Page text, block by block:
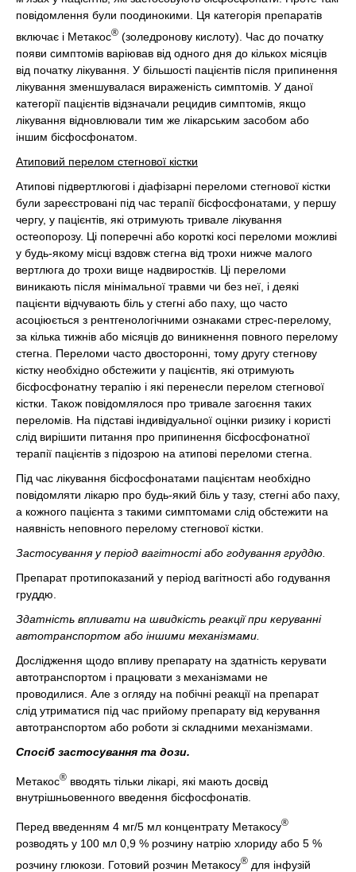
повідомлення були поодинокими. Ця категорія препаратів
включає і Метакос® (золедронову кислоту). Час до початку
появи симптомів варіював від одного дня до кількох місяців
від початку лікування. У більшості пацієнтів після припинення
лікування зменшувалася вираженість симптомів. У даної
категорії пацієнтів відзначали рецидив симптомів, якщо
лікування відновлювали тим же лікарським засобом або
іншим бісфосфонатом.
Атиповий перелом стегнової кістки
Атипові підвертлюгові і діафізарні переломи стегнової кістки
були зареєстровані під час терапії бісфосфонатами, у першу
чергу, у пацієнтів, які отримують тривале лікування
остеопорозу. Ці поперечні або короткі косі переломи можливі
у будь-якому місці вздовж стегна від трохи нижче малого
вертлюга до трохи вище надвиростків. Ці переломи
виникають після мінімальної травми чи без неї, і деякі
пацієнти відчувають біль у стегні або паху, що часто
асоціюється з рентгенологічними ознаками стрес-перелому,
за кілька тижнів або місяців до виникнення повного перелому
стегна. Переломи часто двосторонні, тому другу стегнову
кістку необхідно обстежити у пацієнтів, які отримують
бісфосфонатну терапію і які перенесли перелом стегнової
кістки. Також повідомлялося про тривале загоєння таких
переломів. На підставі індивідуальної оцінки ризику і користі
слід вирішити питання про припинення бісфосфонатної
терапії пацієнтів з підозрою на атипові переломи стегна.
Під час лікування бісфосфонатами пацієнтам необхідно
повідомляти лікарю про будь-який біль у тазу, стегні або паху,
а кожного пацієнта з такими симптомами слід обстежити на
наявність неповного перелому стегнової кістки.
Застосування у період вагітності або годування груддю.
Препарат протипоказаний у період вагітності або годування
груддю.
Здатність впливати на швидкість реакції при керуванні
автотранспортом або іншими механізмами.
Дослідження щодо впливу препарату на здатність керувати
автотранспортом і працювати з механізмами не
проводилися. Але з огляду на побічні реакції на препарат
слід утриматися під час прийому препарату від керування
автотранспортом або роботи зі складними механізмами.
Спосіб застосування та дози.
Метакос® вводять тільки лікарі, які мають досвід
внутрішньовенного введення бісфосфонатів.
Перед введенням 4 мг/5 мл концентрату Метакосу®
розводять у 100 мл 0,9 % розчину натрію хлориду або 5 %
розчину глюкози. Готовий розчин Метакосу® для інфузій